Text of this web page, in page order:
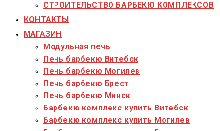
СТРОИТЕЛЬСТВО БАРБЕКЮ КОМПЛЕКСОВ
КОНТАКТЫ
МАГАЗИН
Модульная печь
Печь барбекю Витебск
Печь барбекю Могилев
Печь барбекю Брест
Печь барбекю Минск
Барбекю комплекс купить Витебск
Барбекю комплекс купить Могилев